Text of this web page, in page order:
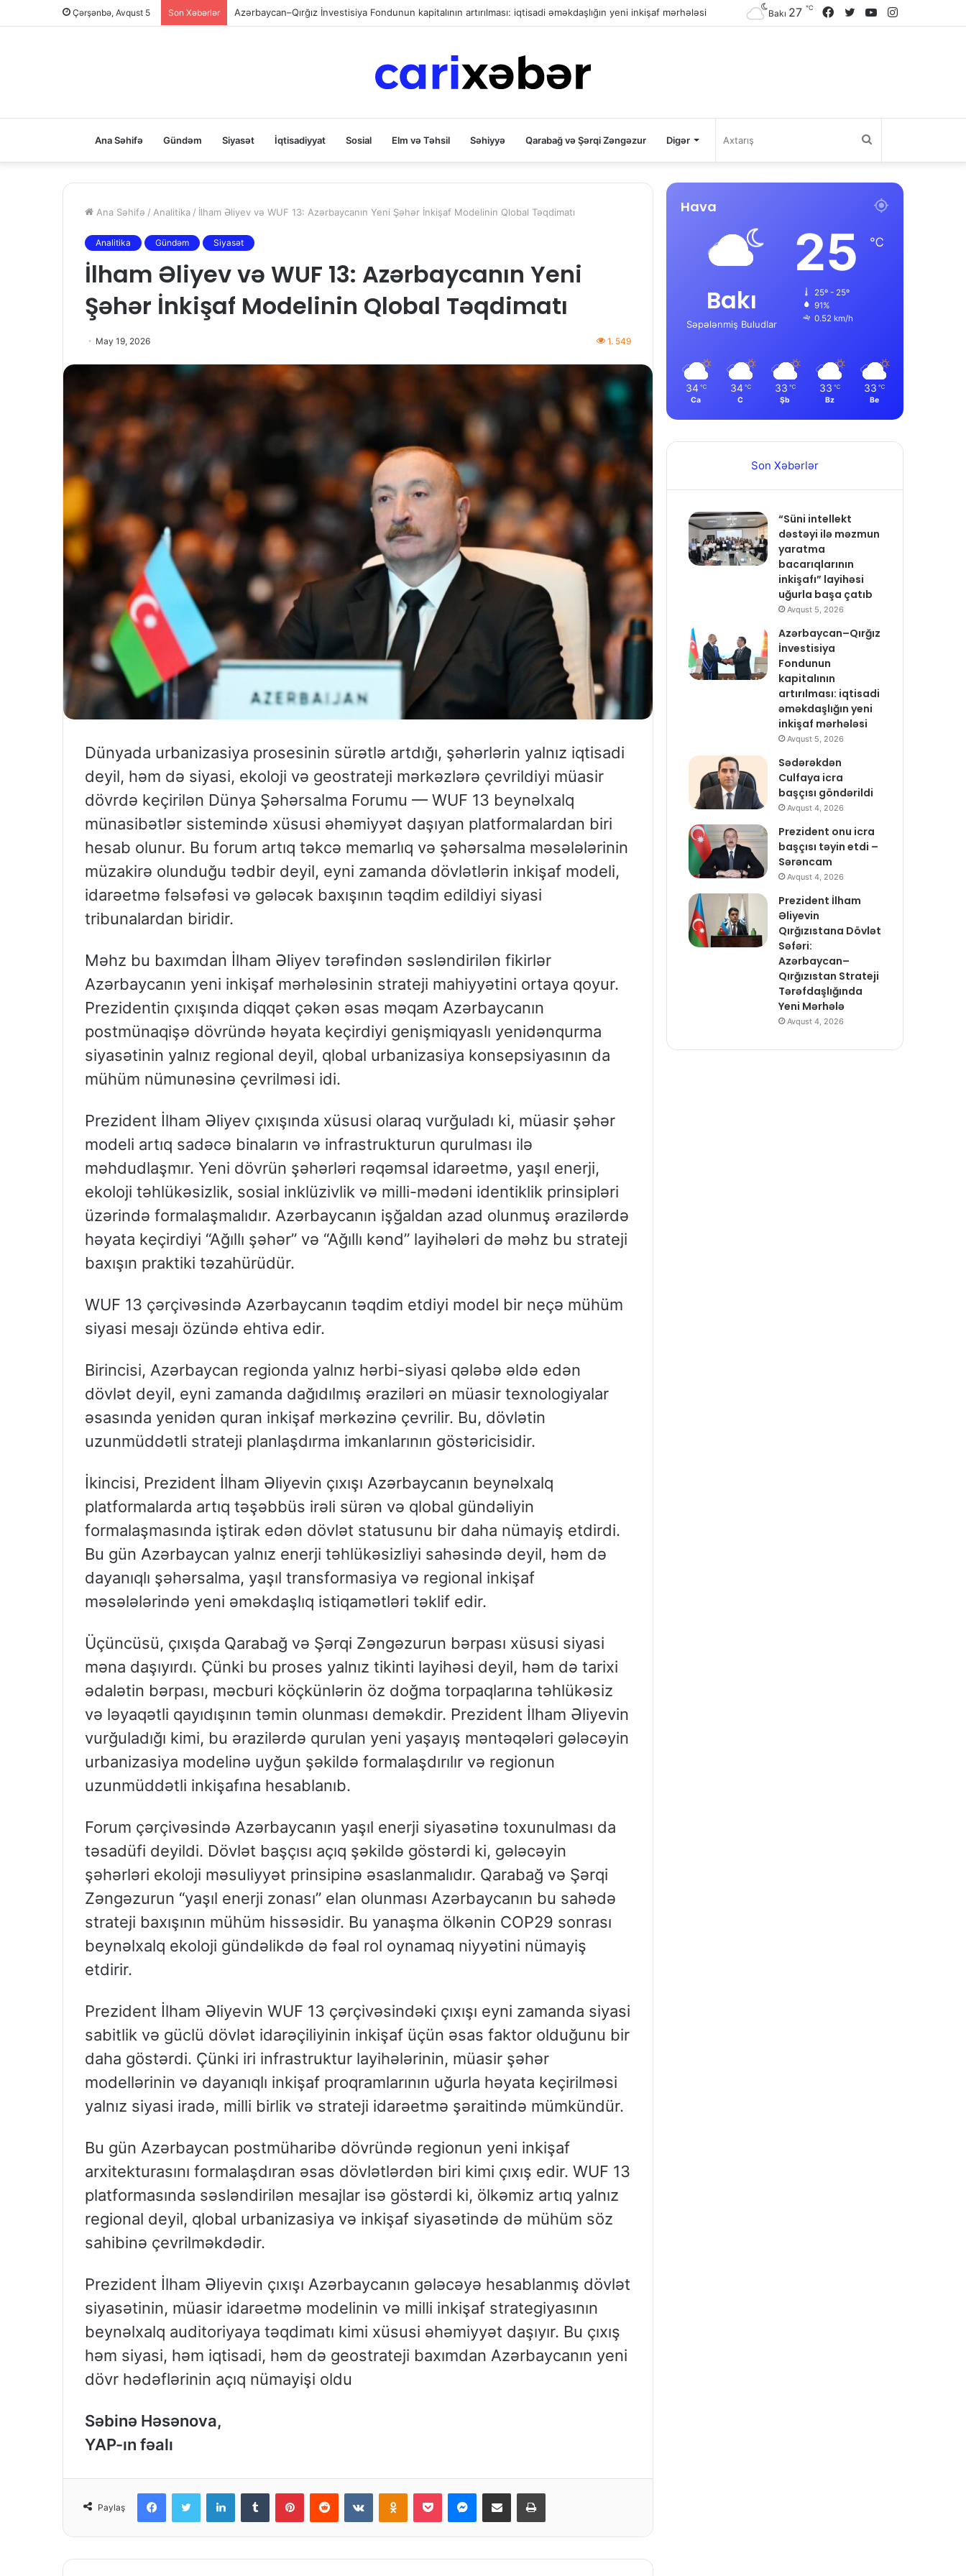
Çərşənbə, Avqust 5 Son Xəbərlər Azərbaycan–Qırğız İnvestisiya Fondunun kapitalının artırılması: iqtisadi əməkdaşlığın yeni inkişaf mərhələsi YouTube
Twitter
Facebook
Bakı 27 ℃
Ana Səhifə Gündəm Siyasət İqtisadiyyat Sosial Elm və Təhsil Səhiyyə Qarabağ və Şərqi Zəngəzur Digər Axtarış
Ana Səhifə / Analitika / İlham Əliyev və WUF 13: Azərbaycanın Yeni Şəhər İnkişaf Modelinin Qlobal Təqdimatı
Analitika Gündəm Siyasət
İlham Əliyev və WUF 13: Azərbaycanın Yeni
Şəhər İnkişaf Modelinin Qlobal Təqdimatı
May 19, 2026 1. 549
Dünyada urbanizasiya prosesinin sürətlə artdığı, şəhərlərin yalnız iqtisadi
deyil, həm də siyasi, ekoloji və geostrateji mərkəzlərə çevrildiyi müasir
dövrdə keçirilən Dünya Şəhərsalma Forumu — WUF 13 beynəlxalq
münasibətlər sistemində xüsusi əhəmiyyət daşıyan platformalardan biri
hesab olunur. Bu forum artıq təkcə memarlıq və şəhərsalma məsələlərinin
müzakirə olunduğu tədbir deyil, eyni zamanda dövlətlərin inkişaf modeli,
idarəetmə fəlsəfəsi və gələcək baxışının təqdim edildiyi siyasi
tribunalardan biridir.
Məhz bu baxımdan İlham Əliyev tərəfindən səsləndirilən fikirlər
Azərbaycanın yeni inkişaf mərhələsinin strateji mahiyyətini ortaya qoyur.
Prezidentin çıxışında diqqət çəkən əsas məqam Azərbaycanın
postmünaqişə dövründə həyata keçirdiyi genişmiqyaslı yenidənqurma
siyasətinin yalnız regional deyil, qlobal urbanizasiya konsepsiyasının da
mühüm nümunəsinə çevrilməsi idi.
Prezident İlham Əliyev çıxışında xüsusi olaraq vurğuladı ki, müasir şəhər
modeli artıq sadəcə binaların və infrastrukturun qurulması ilə
məhdudlaşmır. Yeni dövrün şəhərləri rəqəmsal idarəetmə, yaşıl enerji,
ekoloji təhlükəsizlik, sosial inklüzivlik və milli-mədəni identiklik prinsipləri
üzərində formalaşmalıdır. Azərbaycanın işğaldan azad olunmuş ərazilərdə
həyata keçirdiyi “Ağıllı şəhər” və “Ağıllı kənd” layihələri də məhz bu strateji
baxışın praktiki təzahürüdür.
WUF 13 çərçivəsində Azərbaycanın təqdim etdiyi model bir neçə mühüm
siyasi mesajı özündə ehtiva edir.
Birincisi, Azərbaycan regionda yalnız hərbi-siyasi qələbə əldə edən
dövlət deyil, eyni zamanda dağıdılmış əraziləri ən müasir texnologiyalar
əsasında yenidən quran inkişaf mərkəzinə çevrilir. Bu, dövlətin
uzunmüddətli strateji planlaşdırma imkanlarının göstəricisidir.
İkincisi, Prezident İlham Əliyevin çıxışı Azərbaycanın beynəlxalq
platformalarda artıq təşəbbüs irəli sürən və qlobal gündəliyin
formalaşmasında iştirak edən dövlət statusunu bir daha nümayiş etdirdi.
Bu gün Azərbaycan yalnız enerji təhlükəsizliyi sahəsində deyil, həm də
dayanıqlı şəhərsalma, yaşıl transformasiya və regional inkişaf
məsələlərində yeni əməkdaşlıq istiqamətləri təklif edir.
Üçüncüsü, çıxışda Qarabağ və Şərqi Zəngəzurun bərpası xüsusi siyasi
məna daşıyırdı. Çünki bu proses yalnız tikinti layihəsi deyil, həm də tarixi
ədalətin bərpası, məcburi köçkünlərin öz doğma torpaqlarına təhlükəsiz
və ləyaqətli qayıdışının təmin olunması deməkdir. Prezident İlham Əliyevin
vurğuladığı kimi, bu ərazilərdə qurulan yeni yaşayış məntəqələri gələcəyin
urbanizasiya modelinə uyğun şəkildə formalaşdırılır və regionun
uzunmüddətli inkişafına hesablanıb.
Forum çərçivəsində Azərbaycanın yaşıl enerji siyasətinə toxunulması da
təsadüfi deyildi. Dövlət başçısı açıq şəkildə göstərdi ki, gələcəyin
şəhərləri ekoloji məsuliyyət prinsipinə əsaslanmalıdır. Qarabağ və Şərqi
Zəngəzurun “yaşıl enerji zonası” elan olunması Azərbaycanın bu sahədə
strateji baxışının mühüm hissəsidir. Bu yanaşma ölkənin COP29 sonrası
beynəlxalq ekoloji gündəlikdə də fəal rol oynamaq niyyətini nümayiş
etdirir.
Prezident İlham Əliyevin WUF 13 çərçivəsindəki çıxışı eyni zamanda siyasi
sabitlik və güclü dövlət idarəçiliyinin inkişaf üçün əsas faktor olduğunu bir
daha göstərdi. Çünki iri infrastruktur layihələrinin, müasir şəhər
modellərinin və dayanıqlı inkişaf proqramlarının uğurla həyata keçirilməsi
yalnız siyasi iradə, milli birlik və strateji idarəetmə şəraitində mümkündür.
Bu gün Azərbaycan postmüharibə dövründə regionun yeni inkişaf
arxitekturasını formalaşdıran əsas dövlətlərdən biri kimi çıxış edir. WUF 13
platformasında səsləndirilən mesajlar isə göstərdi ki, ölkəmiz artıq yalnız
regional deyil, qlobal urbanizasiya və inkişaf siyasətində də mühüm söz
sahibinə çevrilməkdədir.
Prezident İlham Əliyevin çıxışı Azərbaycanın gələcəyə hesablanmış dövlət
siyasətinin, müasir idarəetmə modelinin və milli inkişaf strategiyasının
beynəlxalq auditoriyaya təqdimatı kimi xüsusi əhəmiyyət daşıyır. Bu çıxış
həm siyasi, həm iqtisadi, həm də geostrateji baxımdan Azərbaycanın yeni
dövr hədəflərinin açıq nümayişi oldu
Səbinə Həsənova,
YAP-ın fəalı
Paylaş
Hava
Bakı
Səpələnmiş Buludlar
25 ℃
25º - 25º
91%
0.52 km/h
34 ℃
Ca
34 ℃
C
33 ℃
Şb
33 ℃
Bz
33 ℃
Be
Son Xəbərlər
“Süni intellekt
dəstəyi ilə məzmun
yaratma
bacarıqlarının
inkişafı” layihəsi
uğurla başa çatıb
Avqust 5, 2026
Azərbaycan–Qırğız
İnvestisiya
Fondunun
kapitalının
artırılması: iqtisadi
əməkdaşlığın yeni
inkişaf mərhələsi
Avqust 5, 2026
Sədərəkdən
Culfaya icra
başçısı göndərildi
Avqust 4, 2026
Prezident onu icra
başçısı təyin etdi –
Sərəncam
Avqust 4, 2026
Prezident İlham
Əliyevin
Qırğızıstana Dövlət
Səfəri:
Azərbaycan–
Qırğızıstan Strateji
Tərəfdaşlığında
Yeni Mərhələ
Avqust 4, 2026